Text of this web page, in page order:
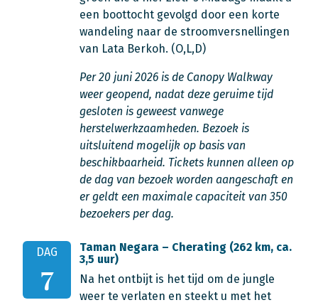
een boottocht gevolgd door een korte
wandeling naar de stroomversnellingen
van Lata Berkoh. (O,L,D)
Per 20 juni 2026 is de Canopy Walkway
weer geopend, nadat deze geruime tijd
gesloten is geweest vanwege
herstelwerkzaamheden. Bezoek is
uitsluitend mogelijk op basis van
beschikbaarheid. Tickets kunnen alleen op
de dag van bezoek worden aangeschaft en
er geldt een maximale capaciteit van 350
bezoekers per dag.
DAG
7
Taman Negara – Cherating (262 km, ca.
3,5 uur)
Na het ontbijt is het tijd om de jungle
weer te verlaten en steekt u met het